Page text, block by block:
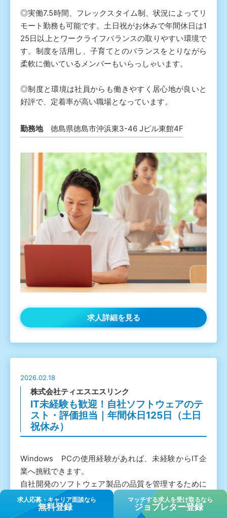
◎実働7.5時間、フレックスタイム制、状況によってリ
モート勤務も可能です。土日祝がお休みで年間休日は1
25日以上とワークライフバランスの取りやすい環境で
す。制度を活用し、子育てとのバランスをとりながら
柔軟に働いているメンバーもいらっしゃいます。
◎制度と環境は社員からも働きやすく居心地が良いと
好評で、定着率が高い職場となっています。
勤務地 徳島県徳島市沖浜東3-46 Jビル東館4F
求人詳細を見る
2026.02.18
株式会社ティエスエスリンク
IT未経験も歓迎！自社ソフトウェアのテ
スト・評価担当｜年間休日125日（土日
祝休み）
Windows PCの使用経験があれば、未経験からIT企
業へ挑戦できます。
自社開発のソフトウェア製品の品質を管理するために
行うテスト業務です。集中力と注意力を活かして、論
理的に考えながら試行錯誤を楽しめる方におすすめの
求⼈応募・キャリア⾯談なら
無料登録
マッチする求人を受け取るなら
ジョブレター登録